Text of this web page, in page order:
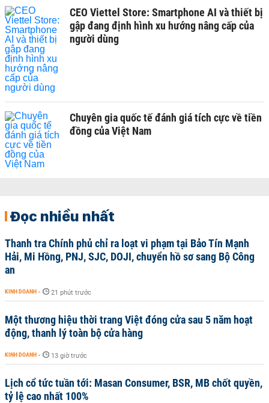
CEO Viettel Store: Smartphone AI và thiết bị
gập đang định hình xu hướng nâng cấp của
người dùng
Chuyên gia quốc tế đánh giá tích cực về tiền
đồng của Việt Nam
Đọc nhiều nhất
Thanh tra Chính phủ chỉ ra loạt vi phạm tại Bảo Tín Mạnh
Hải, Mi Hồng, PNJ, SJC, DOJI, chuyển hồ sơ sang Bộ Công
an
KINH DOANH - 21 phút trước
Một thương hiệu thời trang Việt đóng cửa sau 5 năm hoạt
động, thanh lý toàn bộ cửa hàng
KINH DOANH - 13 giờ trước
Lịch cổ tức tuần tới: Masan Consumer, BSR, MB chốt quyền,
tỷ lệ cao nhất 100%